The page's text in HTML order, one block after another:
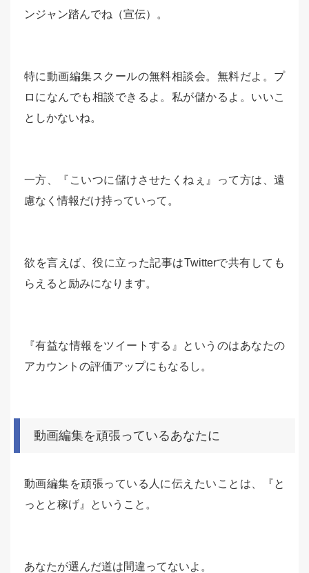
ンジャン踏んでね（宣伝）。
特に動画編集スクールの無料相談会。無料だよ。プ
ロになんでも相談できるよ。私が儲かるよ。いいこ
としかないね。
一方、『こいつに儲けさせたくねぇ』って方は、遠
慮なく情報だけ持っていって。
欲を言えば、役に立った記事はTwitterで共有しても
らえると励みになります。
『有益な情報をツイートする』というのはあなたの
アカウントの評価アップにもなるし。
動画編集を頑張っているあなたに
動画編集を頑張っている人に伝えたいことは、『と
っとと稼げ』ということ。
あなたが選んだ道は間違ってないよ。